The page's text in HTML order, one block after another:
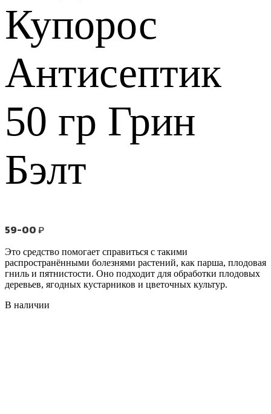
Купорос
Антисептик
50 гр Грин
Бэлт
59-00₽
Это средство помогает справиться с такими
распространёнными болезнями растений, как парша, плодовая
гниль и пятнистости. Оно подходит для обработки плодовых
деревьев, ягодных кустарников и цветочных культур.
В наличии